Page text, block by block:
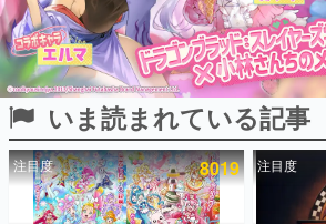
ピックアップ
電ファミのいま読まれている記事ランキング
いま読まれている記事
注目度 8019 注目度